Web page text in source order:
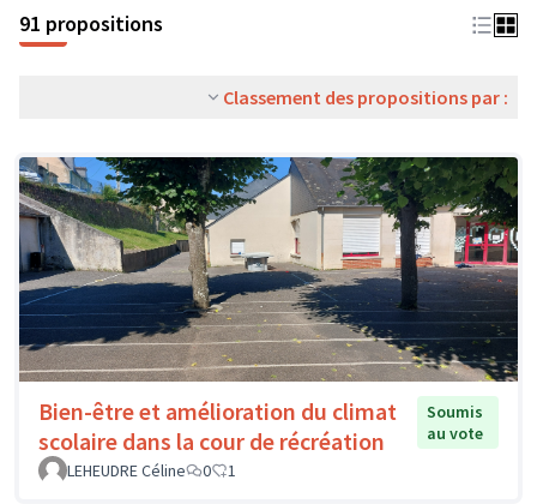
91 propositions
Classement des propositions par :
Bien-être et amélioration du climat
scolaire dans la cour de récréation
Soumis
au vote
LEHEUDRE Céline
0 1